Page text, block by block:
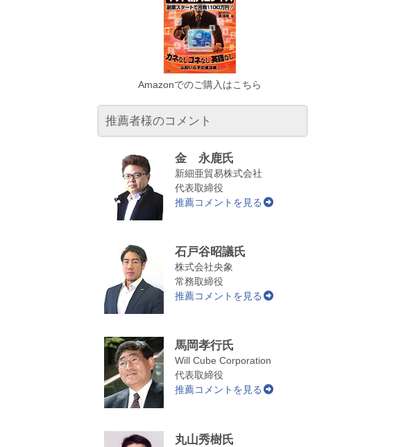
Amazonでのご購入はこちら
推薦者様のコメント
金 永鹿氏
新細亜貿易株式会社
代表取締役
推薦コメントを見る
石戸谷昭議氏
株式会社央象
常務取締役
推薦コメントを見る
馬岡孝行氏
Will Cube Corporation
代表取締役
推薦コメントを見る
丸山秀樹氏